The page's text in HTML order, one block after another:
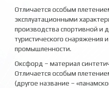
Отличается особым
эксплуатационными
производства спортивной и
туристического снаряжения
промышленности.
Оксфорд – материал
Отличается особым
(другое название –